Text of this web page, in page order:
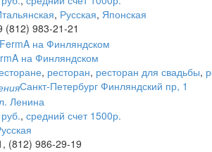
, Русская, Японская
(812) 983-21-21
на Финляндском
, ресторан, ресторан для свадьбы,
Санкт-Петербург Финляндский пр, 1
Ленина
, средний счет 1500р.
(812) 986-29-19